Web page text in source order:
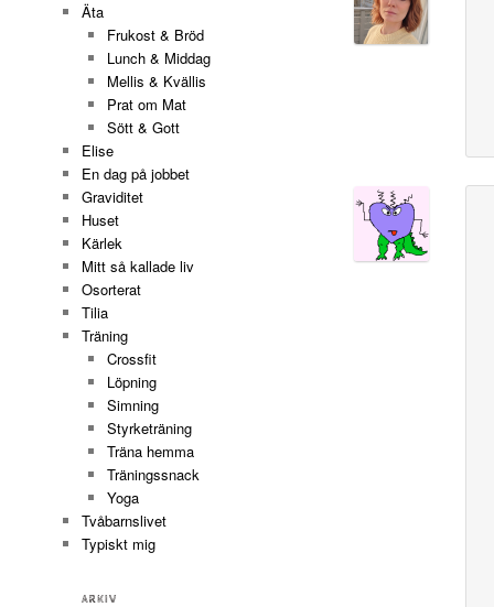
Äta
Frukost & Bröd
Lunch & Middag
Mellis & Kvällis
Prat om Mat
Sött & Gott
Elise
En dag på jobbet
Graviditet
Huset
Kärlek
Mitt så kallade liv
Osorterat
Tilia
Träning
Crossfit
Löpning
Simning
Styrketräning
Träna hemma
Träningssnack
Yoga
Tvåbarnslivet
Typiskt mig
ARKIV